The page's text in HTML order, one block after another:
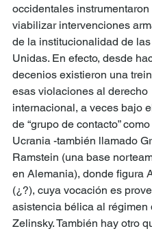
occidentales instrumentaron
viabilizar intervenciones
de la institucionalidad de
Unidas. En efecto, desde
decenios existieron una
esas violaciones al derecho
internacional, a veces bajo
de “grupo de contacto”
Ucrania -también llamado
Ramstein (una base
en Alemania), donde figura
(¿?), cuya vocación es
asistencia bélica al régimen
Zelinsky. También hay otro